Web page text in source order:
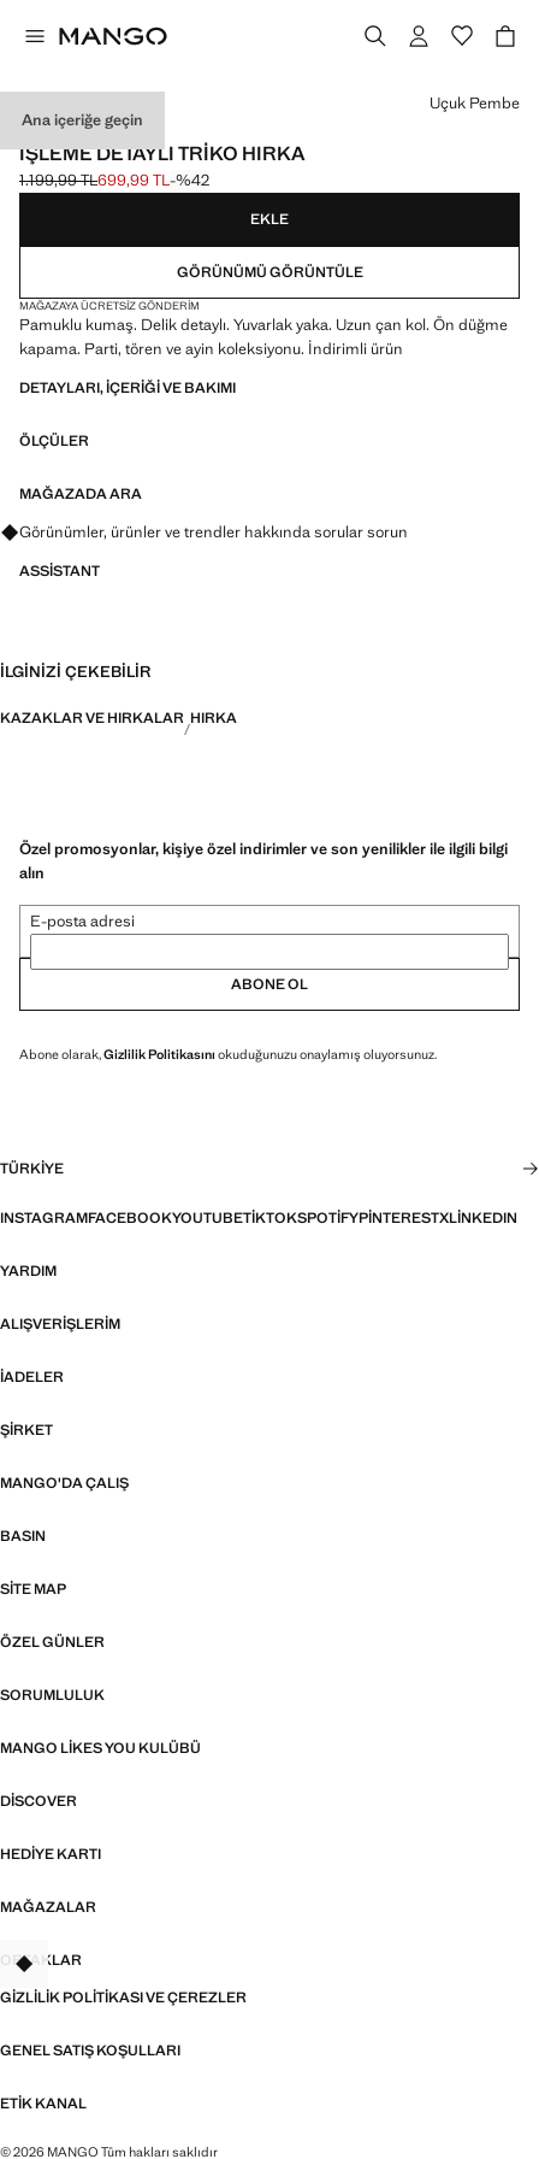
Ana içeriğe geçin
EVENTS
İŞLEME DETAYLI TRIKO HIRKA
Üstü çizili ilk fiyat [1.199,99 TL ]
1.199,99 TL
Güncel fiyat [699,99 TL ]
699,99 TL-%42
Bir renk seçin
Uçuk Pembe
EKLE
GÖRÜNÜMÜ GÖRÜNTÜLE
MAĞAZAYA ÜCRETSIZ GÖNDERIM
Pamuklu kumaş. Delik detaylı. Yuvarlak yaka. Uzun çan kol. Ön düğme
kapama. Parti, tören ve ayin koleksiyonu. İndirimli ürün
DETAYLARI, IÇERIĞI VE BAKIMI
ÖLÇÜLER
MAĞAZADA ARA
Görünümler, ürünler ve trendler hakkında sorular sorun
ASSISTANT
İLGINIZI ÇEKEBILIR
KAZAKLAR VE HIRKALAR HIRKA
Özel promosyonlar, kişiye özel indirimler ve son yenilikler ile ilgili bilgi
alın
E-posta adresi
ABONE OL
Abone olarak,Gizlilik Politikasını okuduğunuzu onaylamış oluyorsunuz.
TÜRKIYE
INSTAGRAMFACEBOOKYOUTUBETIKTOKSPOTIFYPINTERESTXLINKEDIN
YARDIM
ALIŞVERIŞLERIM
İADELER
ŞIRKET
MANGO'DA ÇALIŞ
BASIN
SITE MAP
ÖZEL GÜNLER
SORUMLULUK
MANGO LIKES YOU KULÜBÜ
DISCOVER
HEDIYE KARTI
MAĞAZALAR
ORTAKLAR
GIZLILIK POLITIKASI VE ÇEREZLER
GENEL SATIŞ KOŞULLARI
ETIK KANAL
© 2026 MANGO Tüm hakları saklıdır